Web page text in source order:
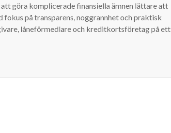
göra komplicerade finansiella ämnen lättare att
på transparens, noggrannhet och praktisk
låneförmedlare och kreditkortsföretag på ett